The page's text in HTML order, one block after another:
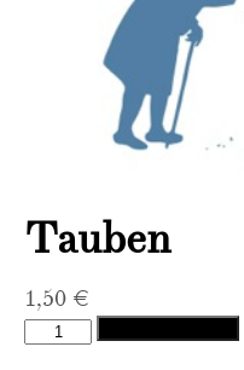
Tauben
1,50 €
Tauben